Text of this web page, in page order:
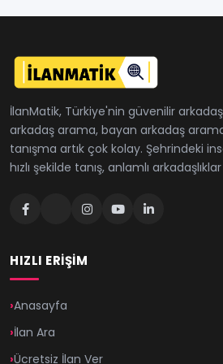
İlanMatik, Türkiye'nin güvenilir
arkadaş arama, bayan arkadaş
tanışma artık çok kolay. Şehrindeki
hızlı şekilde tanış, anlamlı
HIZLI ERIŞIM
Anasayfa
İlan Ara
Ücretsiz İlan Ver